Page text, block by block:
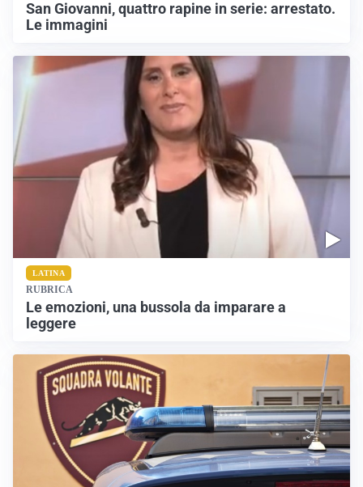
San Giovanni, quattro rapine in serie: arrestato.
Le immagini
LATINA
RUBRICA
Le emozioni, una bussola da imparare a
leggere